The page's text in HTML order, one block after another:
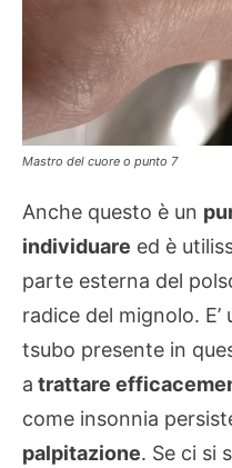
Mastro del cuore o punto 7
Anche questo è un
individuare ed è
parte esterna del
radice del mignolo.
tsubo presente in
a trattare
come insonnia
palpitazione. Se ci si